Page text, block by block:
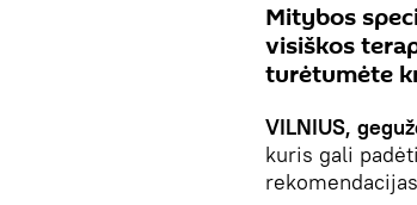
Mitybos
visiškos
turėtumėte
VILNIUS,
kuris gali